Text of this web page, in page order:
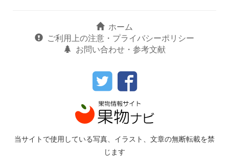
ホーム
ご利用上の注意・プライバシーポリシー
お問い合わせ・参考文献
当サイトで使用している写真、イラスト、文章の無断転載を禁
じます